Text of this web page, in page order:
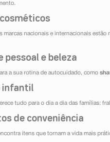
marcas nacionais e internacionais
pessoal e beleza
a sua rotina de autocuidado, como
infantil
tudo para o dia a dia das famílias:
de conveniência
itens que tornam a vida mais